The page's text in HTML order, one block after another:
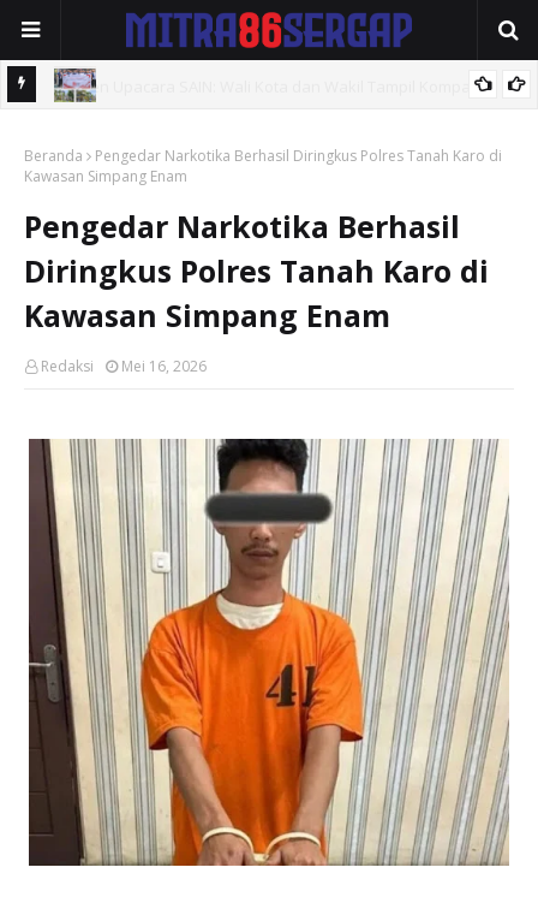
fasilitas umum dan halaman kantor
Beranda
Pengedar Narkotika Berhasil Diringkus Polres Tanah Karo di
Kawasan Simpang Enam
Pengedar Narkotika Berhasil
Diringkus Polres Tanah Karo di
Kawasan Simpang Enam
Redaksi Mei 16, 2026